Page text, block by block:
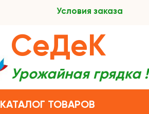
Условия заказа
КАТАЛОГ ТОВАРОВ
СеДеК
Урожайная грядка !